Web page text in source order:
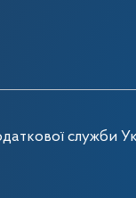
служби